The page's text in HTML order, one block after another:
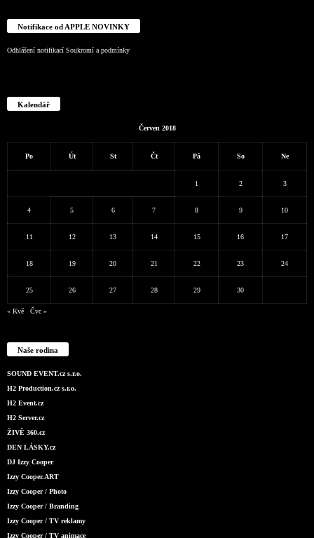
Notifikace od APPLE NOVINKY
Odhlášení notifikací Soukromí a podmínky
Kalendář
Červen 2018
Po Út St Čt Pá So Ne
1 2 3
4 5 6 7 8 9 10
11 12 13 14 15 16 17
18 19 20 21 22 23 24
25 26 27 28 29 30
« Kvě Čvc »
Naše rodina
SOUND EVENT.cz s.r.o.
H2 Production.cz s.r.o.
H2 Event.cz
H2 Server.cz
ŽIVĚ 360.cz
DEN LÁSKY.cz
DJ Izzy Cooper
Izzy Cooper.ART
Izzy Cooper / Photo
Izzy Cooper / Branding
Izzy Cooper / TV reklamy
Izzy Cooper / TV animace